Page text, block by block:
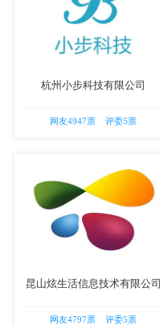
杭州小步科技有限公司
网友4947票 评委5票
昆山炫生活信息技术有限公司
网友4797票 评委5票